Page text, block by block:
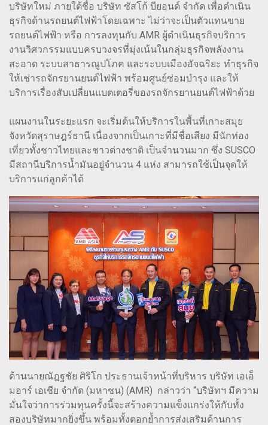
บริษัทใหม่ ภายใต้ชื่อ บริษัท ซัสโก้ บียอนด์ จำกัด เพื่อดำเนิน
ธุรกิจด้านรถยนต์ไฟฟ้าโดยเฉพาะ ไม่ว่าจะเป็นตัวแทนขาย
รถยนต์ไฟฟ้า หรือ การลงทุนกับ AMR ผู้ดำเนินธุรกิจบริการ
งานวิศวกรรมแบบครบวงจรที่มุ่งเน้นในกลุ่มธุรกิจพลังงาน
สะอาด ระบบสาธารณูปโภค และระบบเมืองอัจฉริยะ ทำธุรกิจ
ให้เช่ารถจักรยานยนต์ไฟฟ้า พร้อมศูนย์ซ่อมบำรุง และให้
บริการเรื่องสับเปลี่ยนแบตเตอรี่ของรถจักรยานยนต์ไฟฟ้าด้วย
แผนงานในระยะแรก จะเริ่มต้นให้บริการในพื้นที่เกาะสมุย
จังหวัดสุราษฎร์ธานี เนื่องจากเป็นเกาะที่มีชื่อเสียง มีนักท่อง
เที่ยวทั้งชาวไทยและชาวต่างชาติ เป็นจำนวนมาก ซึ่ง SUSCO
มีสถานีบริการน้ำมันอยู่จำนวน 4 แห่ง สามารถใช้เป็นจุดให้
บริการแก่ลูกค้าได้
ด้านนายณัฎฐชัย ศิริโก ประธานเจ้าหน้าที่บริหาร บริษัท เอเอ็
มอาร์ เอเชีย จำกัด (มหาชน) (AMR) กล่าวว่า “บริษัทฯ มีความ
มั่นใจว่าการร่วมทุนครั้งนี้จะสร้างความแข็งแกร่งให้กับทั้ง
สองบริษัทมากยิ่งขึ้น พร้อมทั้งตอกย้ำการส่งเสริมด้านการ